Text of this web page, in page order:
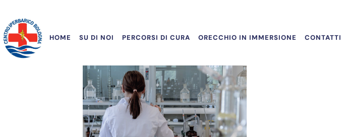
HOME SU DI NOI PERCORSI DI CURA ORECCHIO IN IMMERSIONE CONTATTI